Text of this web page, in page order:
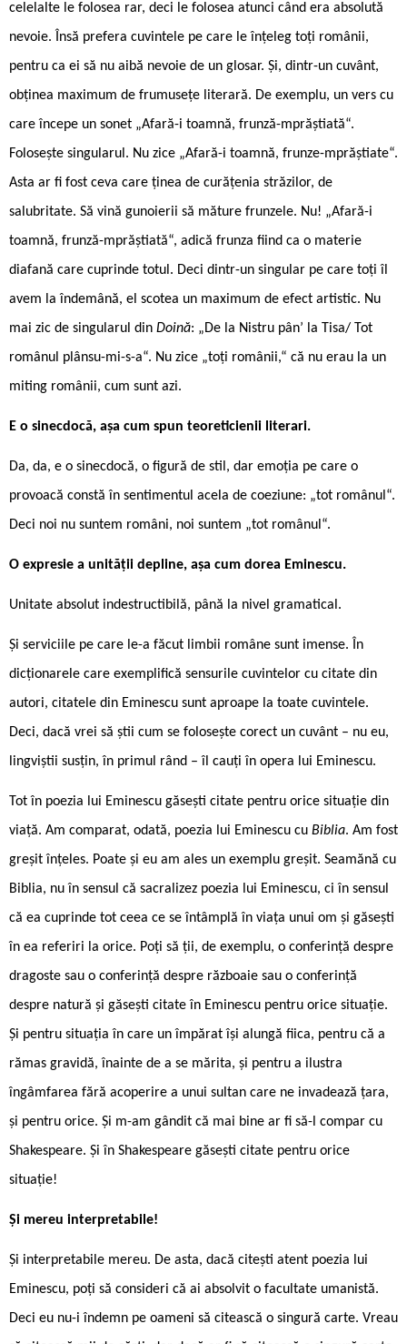
celelalte le folosea rar, deci le folosea atunci când era absolută
nevoie. Însă prefera cuvintele pe care le înțeleg toți românii,
pentru ca ei să nu aibă nevoie de un glosar. Și, dintr-un cuvânt,
obținea maximum de frumusețe literară. De exemplu, un vers cu
care începe un sonet „Afară-i toamnă, frunză-mprăștiată“.
Folosește singularul. Nu zice „Afară-i toamnă, frunze-mprăștiate“.
Asta ar fi fost ceva care ținea de curățenia străzilor, de
salubritate. Să vină gunoierii să măture frunzele. Nu! „Afară-i
toamnă, frunză-mprăștiată“, adică frunza fiind ca o materie
diafană care cuprinde totul. Deci dintr-un singular pe care toți îl
avem la îndemână, el scotea un maximum de efect artistic. Nu
mai zic de singularul din Doină: „De la Nistru pân’ la Tisa/ Tot
românul plânsu-mi-s-a“. Nu zice „toți românii,“ că nu erau la un
miting românii, cum sunt azi.
E o sinecdocă, așa cum spun teoreticienii literari.
Da, da, e o sinecdocă, o figură de stil, dar emoția pe care o
provoacă constă în sentimentul acela de coeziune: „tot românul“.
Deci noi nu suntem români, noi suntem „tot românul“.
O expresie a unității depline, așa cum dorea Eminescu.
Unitate absolut indestructibilă, până la nivel gramatical.
Și serviciile pe care le-a făcut limbii române sunt imense. În
dicționarele care exemplifică sensurile cuvintelor cu citate din
autori, citatele din Eminescu sunt aproape la toate cuvintele.
Deci, dacă vrei să știi cum se folosește corect un cuvânt – nu eu,
lingviștii susțin, în primul rând – îl cauți în opera lui Eminescu.
Tot în poezia lui Eminescu găsești citate pentru orice situație din
viață. Am comparat, odată, poezia lui Eminescu cu Biblia. Am fost
greșit înțeles. Poate și eu am ales un exemplu greșit. Seamănă cu
Biblia, nu în sensul că sacralizez poezia lui Eminescu, ci în sensul
că ea cuprinde tot ceea ce se întâmplă în viața unui om și găsești
în ea referiri la orice. Poți să ții, de exemplu, o conferință despre
dragoste sau o conferință despre războaie sau o conferință
despre natură și găsești citate în Eminescu pentru orice situație.
Și pentru situația în care un împărat își alungă fiica, pentru că a
rămas gravidă, înainte de a se mărita, și pentru a ilustra
îngâmfarea fără acoperire a unui sultan care ne invadează țara,
și pentru orice. Și m-am gândit că mai bine ar fi să-l compar cu
Shakespeare. Și în Shakespeare găsești citate pentru orice
situație!
Și mereu interpretabile!
Și interpretabile mereu. De asta, dacă citești atent poezia lui
Eminescu, poți să consideri că ai absolvit o facultate umanistă.
Deci eu nu-i îndemn pe oameni să citească o singură carte. Vreau